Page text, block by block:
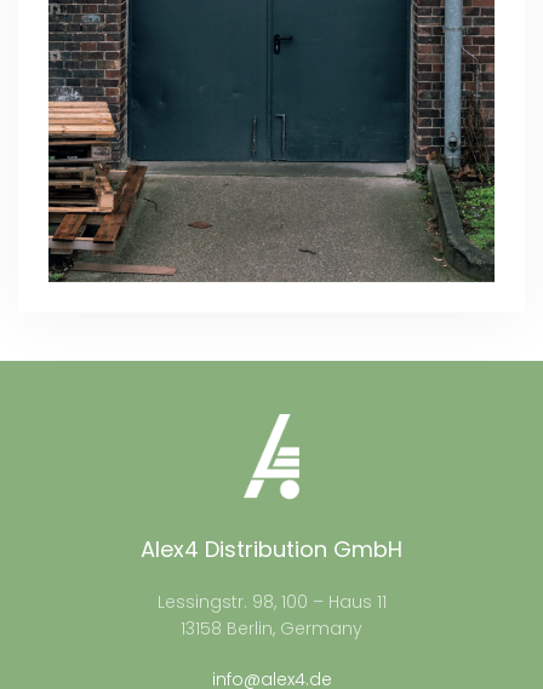
Alex4 Distribution GmbH
Lessingstr. 98, 100 – Haus 11
13158 Berlin, Germany
info@alex4.de